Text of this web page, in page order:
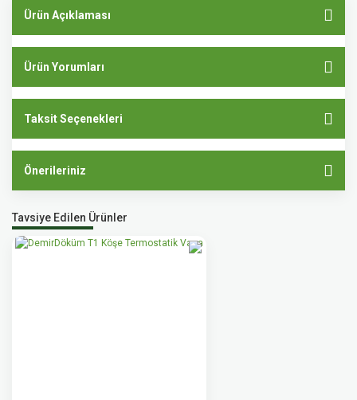
Ürün Açıklaması
Ürün Yorumları
Taksit Seçenekleri
Önerileriniz
Tavsiye Edilen Ürünler